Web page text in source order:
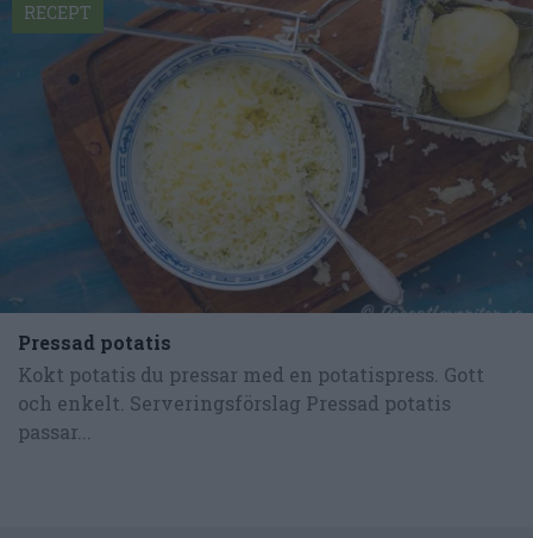
Pressad potatis
Kokt potatis du pressar med en potatispress. Gott
och enkelt. Serveringsförslag Pressad potatis
passar...
RECEPT